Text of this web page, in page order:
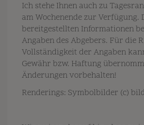
Ich stehe Ihnen auch zu
am Wochenende zur Verfügung.
bereitgestellten Informationen
Angaben des Abgebers. Für die
Vollständigkeit der Angaben
Gewähr bzw. Haftung
Änderungen vorbehalten!
Renderings: Symbolbilder (c)